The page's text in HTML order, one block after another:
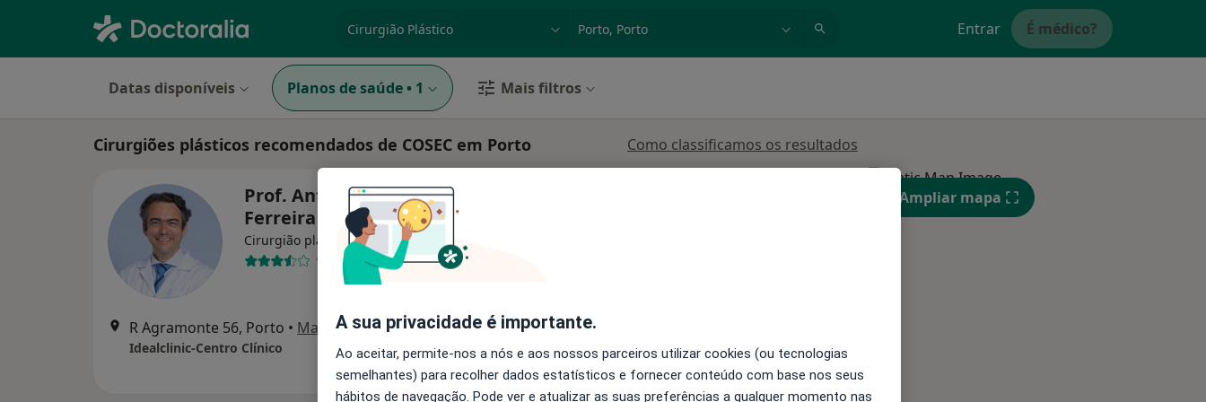
especialidade, doença ou nome Entrar É médico?
Datas disponíveis Planos de saúde • 1 Mais filtros
Cirurgiões plásticos recomendados de COSEC em Porto Como classificamos os resultados
Prof. António Costa
Ferreira
Cirurgião plástico
10 opiniões
R Agramonte 56, Porto • Mapa
Idealclinic-Centro Clínico
Qui, Sex,
14 Ago
Ampliar mapa
A sua privacidade é importante.
Ao aceitar, permite-nos a nós e aos nossos parceiros utilizar cookies (ou tecnologias
semelhantes) para recolher dados estatísticos e fornecer conteúdo com base nos seus
hábitos de navegação. Pode ver e atualizar as suas preferências a qualquer momento nas